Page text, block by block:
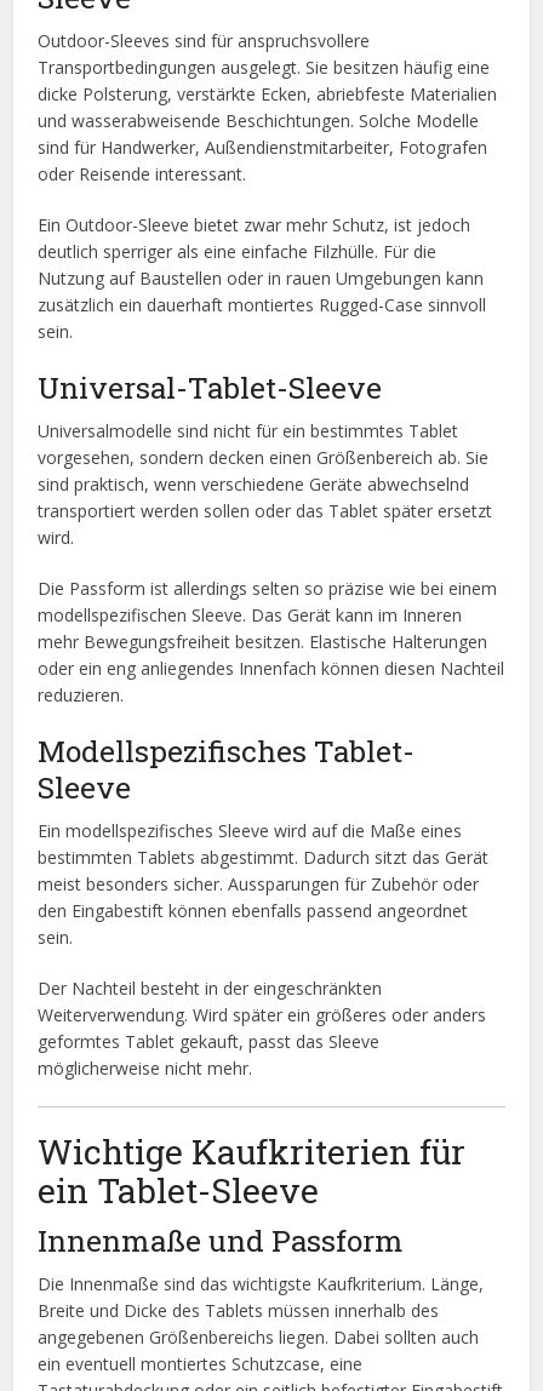
Outdoor-Sleeves sind für anspruchsvollere
Transportbedingungen ausgelegt. Sie besitzen häufig eine
dicke Polsterung, verstärkte Ecken, abriebfeste Materialien
und wasserabweisende Beschichtungen. Solche Modelle
sind für Handwerker, Außendienstmitarbeiter, Fotografen
oder Reisende interessant.
Ein Outdoor-Sleeve bietet zwar mehr Schutz, ist jedoch
deutlich sperriger als eine einfache Filzhülle. Für die
Nutzung auf Baustellen oder in rauen Umgebungen kann
zusätzlich ein dauerhaft montiertes Rugged-Case sinnvoll
sein.
Universal-Tablet-Sleeve
Universalmodelle sind nicht für ein bestimmtes Tablet
vorgesehen, sondern decken einen Größenbereich ab. Sie
sind praktisch, wenn verschiedene Geräte abwechselnd
transportiert werden sollen oder das Tablet später ersetzt
wird.
Die Passform ist allerdings selten so präzise wie bei einem
modellspezifischen Sleeve. Das Gerät kann im Inneren
mehr Bewegungsfreiheit besitzen. Elastische Halterungen
oder ein eng anliegendes Innenfach können diesen Nachteil
reduzieren.
Modellspezifisches Tablet-
Sleeve
Ein modellspezifisches Sleeve wird auf die Maße eines
bestimmten Tablets abgestimmt. Dadurch sitzt das Gerät
meist besonders sicher. Aussparungen für Zubehör oder
den Eingabestift können ebenfalls passend angeordnet
sein.
Der Nachteil besteht in der eingeschränkten
Weiterverwendung. Wird später ein größeres oder anders
geformtes Tablet gekauft, passt das Sleeve
möglicherweise nicht mehr.
Wichtige Kaufkriterien für
ein Tablet-Sleeve
Innenmaße und Passform
Die Innenmaße sind das wichtigste Kaufkriterium. Länge,
Breite und Dicke des Tablets müssen innerhalb des
angegebenen Größenbereichs liegen. Dabei sollten auch
ein eventuell montiertes Schutzcase, eine